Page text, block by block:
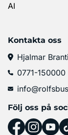
AI
Kontakta oss
Hjalmar
0771-150000
Följ oss på